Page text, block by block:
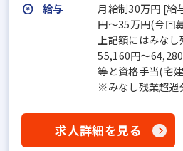
給与
月給制30万円 [給
円～35万円(今回
上記額にはみなし
55,160円～64,280
等と資格手当(宅
※みなし残業超過
求人詳細を見る